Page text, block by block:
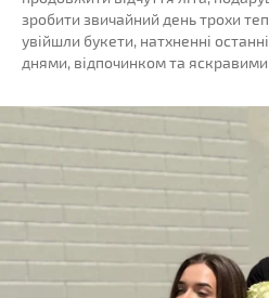
зробити звичайний день трохи
увійшли букети, натхненні
днями, відпочинком та